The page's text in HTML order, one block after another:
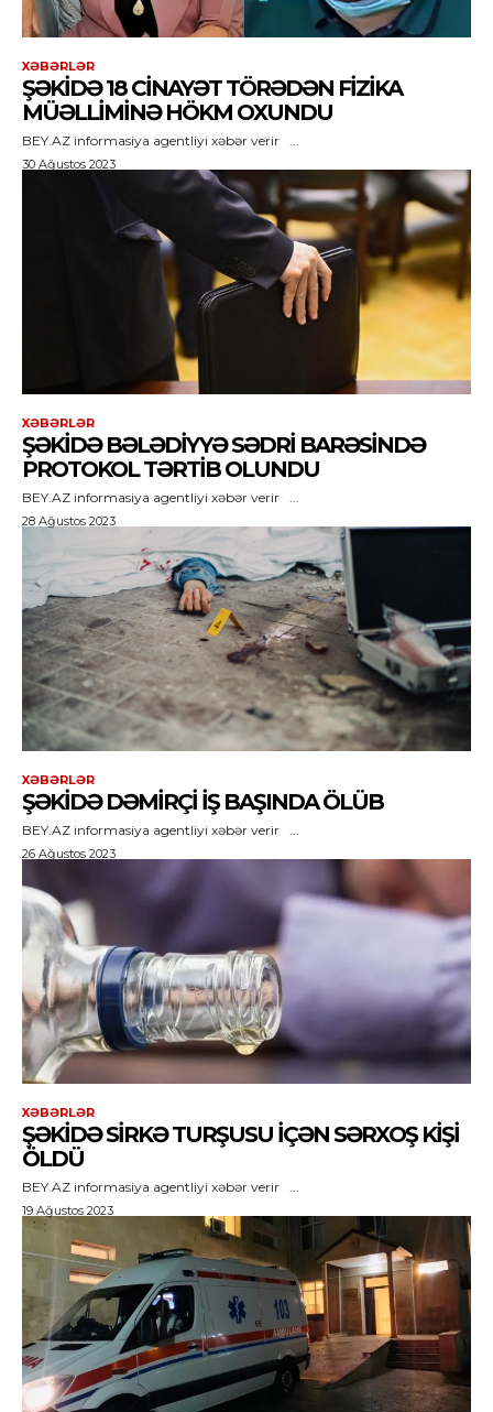
XƏBƏRLƏR
ŞƏKIDƏ 18 CINAYƏT TÖRƏDƏN FIZIKA
MÜƏLLIMINƏ HÖKM OXUNDU
BEY.AZ informasiya agentliyi xəbər verir ...
30 Ağustos 2023
XƏBƏRLƏR
ŞƏKIDƏ BƏLƏDIYYƏ SƏDRI BARƏSINDƏ
PROTOKOL TƏRTIB OLUNDU
BEY.AZ informasiya agentliyi xəbər verir ...
28 Ağustos 2023
XƏBƏRLƏR
ŞƏKIDƏ DƏMIRÇI IŞ BAŞINDA ÖLÜB
BEY.AZ informasiya agentliyi xəbər verir ...
26 Ağustos 2023
XƏBƏRLƏR
ŞƏKIDƏ SIRKƏ TURŞUSU IÇƏN SƏRXOŞ KIŞI
ÖLDÜ
BEY.AZ informasiya agentliyi xəbər verir ...
19 Ağustos 2023